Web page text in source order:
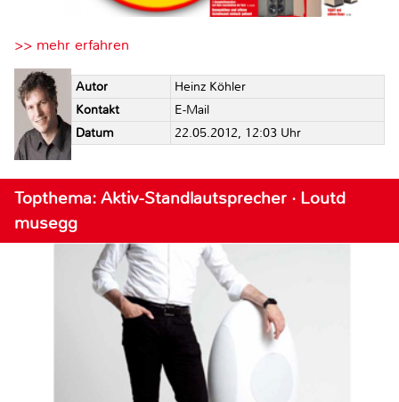
>> mehr erfahren
Autor
Heinz Köhler
Kontakt
E-Mail
Datum
22.05.2012, 12:03 Uhr
Topthema: Aktiv-Standlautsprecher · Loutd
musegg